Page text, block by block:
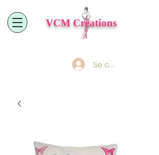
VCM Créations
Se connecter